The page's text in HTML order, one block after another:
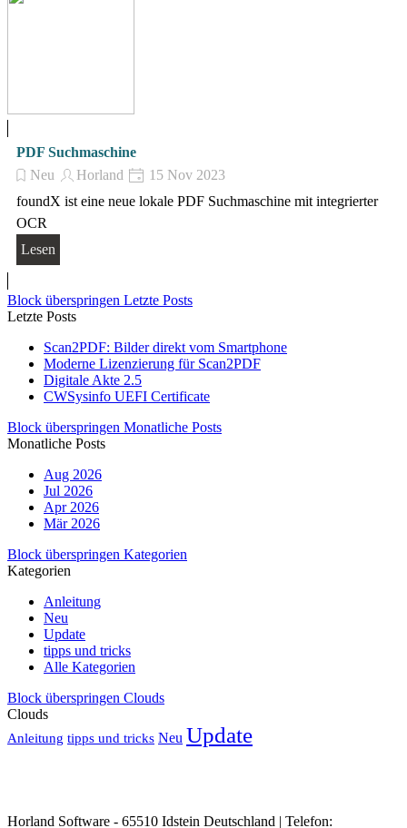
PDF Suchmaschine
Neu
Horland
15 Nov 2023
foundX ist eine neue lokale PDF Suchmaschine mit integrierter
OCR
Lesen
Block überspringen Letzte Posts
Letzte Posts
Scan2PDF: Bilder direkt vom Smartphone
Moderne Lizenzierung für Scan2PDF
Digitale Akte 2.5
CWSysinfo UEFI Certificate
Block überspringen Monatliche Posts
Monatliche Posts
Aug 2026
Jul 2026
Apr 2026
Mär 2026
Block überspringen Kategorien
Kategorien
Anleitung
Neu
Update
tipps und tricks
Alle Kategorien
Block überspringen Clouds
Clouds
Anleitung tipps und tricks Neu Update
Horland Software - 65510 Idstein Deutschland | Telefon: